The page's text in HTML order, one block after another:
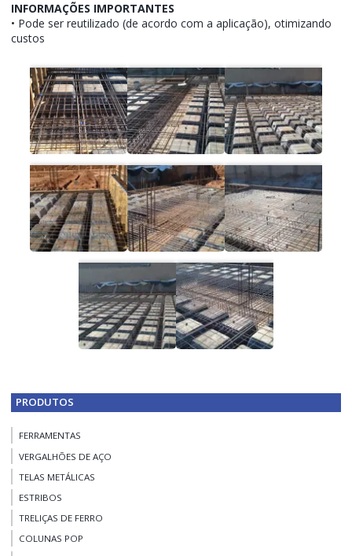
INFORMAÇÕES IMPORTANTES
• Pode ser reutilizado (de acordo com a aplicação), otimizando
custos
PRODUTOS
FERRAMENTAS
VERGALHÕES DE AÇO
TELAS METÁLICAS
ESTRIBOS
TRELIÇAS DE FERRO
COLUNAS POP